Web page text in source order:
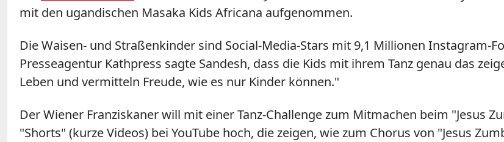
mit den ugandischen Masaka Kids Africana aufgenommen.
Die Waisen- und Straßenkinder sind Social-Media-Stars mit 9,1 Millionen Instagram-
Presseagentur Kathpress sagte Sandesh, dass die Kids mit ihrem Tanz genau das
Leben und vermitteln Freude, wie es nur Kinder können."
Der Wiener Franziskaner will mit einer Tanz-Challenge zum Mitmachen beim "Jesus
"Shorts" (kurze Videos) bei YouTube hoch, die zeigen, wie zum Chorus von "Jesus